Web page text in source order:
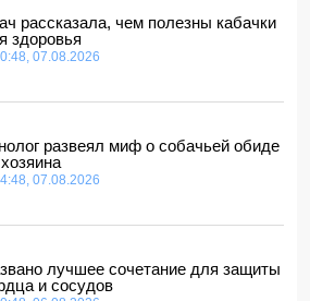
на 8 августа
сотрудников с зарплатой до 10
рассказала, чем полезны кабачки
здоровья
07.08.2026
развеял миф о собачьей обиде
07.08.2026
лучшее сочетание для защиты
и сосудов